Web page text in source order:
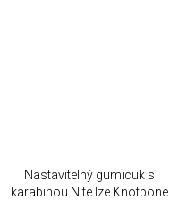
Nastavitelný gumicuk s
karabinou Nite Ize Knotbone